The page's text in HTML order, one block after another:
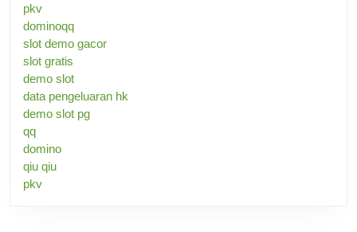
pkv
dominoqq
slot demo gacor
slot gratis
demo slot
data pengeluaran hk
demo slot pg
qq
domino
qiu qiu
pkv